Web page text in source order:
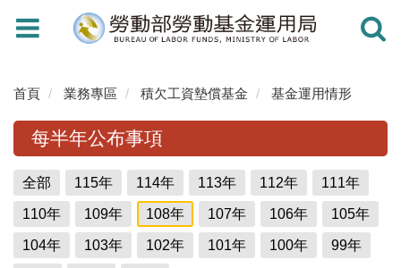
Toggle
navigation
Toggle
首頁 業務專區 積欠工資墊償基金 基金運用情形
每半年公布事項
全部 115年 114年 113年 112年 111年
110年 109年 108年 107年 106年 105年
104年 103年 102年 101年 100年 99年